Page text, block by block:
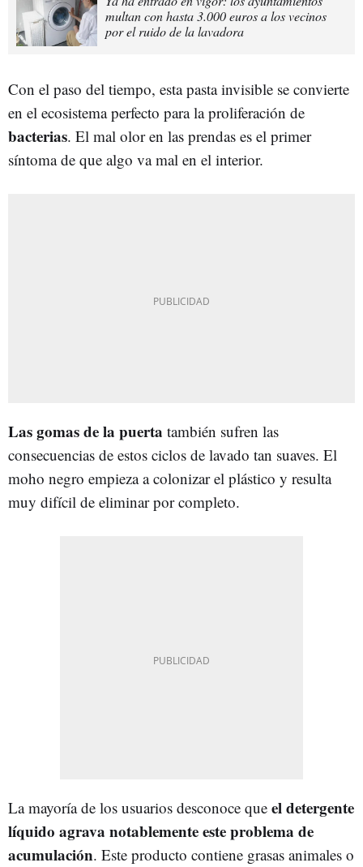
multan con hasta 3.000 euros a los vecinos
por el ruido de la lavadora
Con el paso del tiempo, esta pasta invisible se convierte
en el ecosistema perfecto para la proliferación de
bacterias. El mal olor en las prendas es el primer
síntoma de que algo va mal en el interior.
Las gomas de la puerta también sufren las
consecuencias de estos ciclos de lavado tan suaves. El
moho negro empieza a colonizar el plástico y resulta
muy difícil de eliminar por completo.
La mayoría de los usuarios desconoce que el detergente
líquido agrava notablemente este problema de
acumulación. Este producto contiene grasas animales o